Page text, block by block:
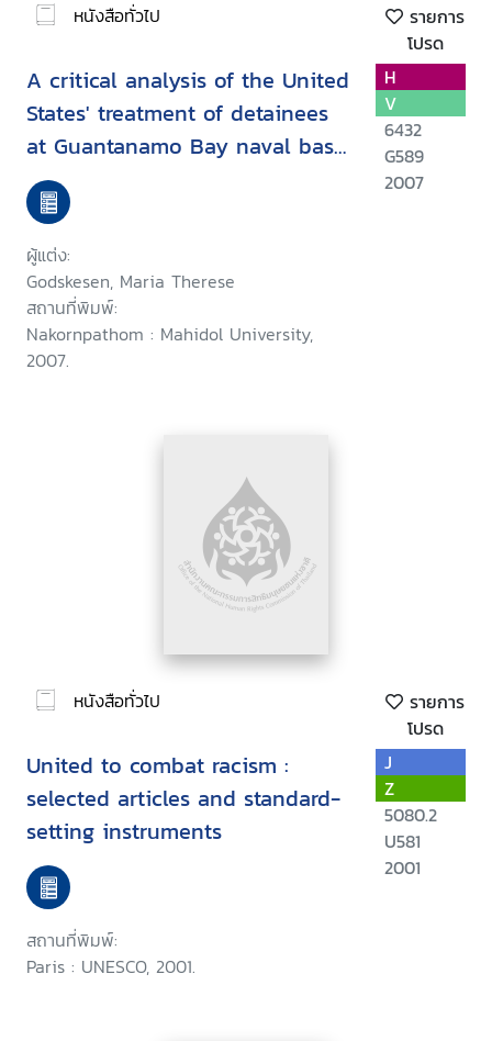
หนังสือทั่วไป
รายการ
โปรด
A critical analysis of the United
States' treatment of detainees
at Guantanamo Bay naval base
in the context ofinternational
law
ผู้แต่ง:
Godskesen, Maria Therese
สถานที่พิมพ์:
Nakornpathom : Mahidol University,
2007.
H
V
6432
G589
2007
หนังสือทั่วไป
รายการ
โปรด
United to combat racism :
selected articles and standard-
setting instruments
สถานที่พิมพ์:
Paris : UNESCO, 2001.
J
Z
5080.2
U581
2001